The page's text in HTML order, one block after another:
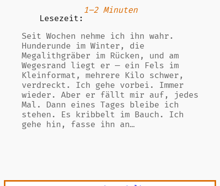
Lesezeit:
1–2 Minuten
Seit Wochen nehme ich ihn wahr.
Hunderunde im Winter, die
Megalithgräber im Rücken, und am
Wegesrand liegt er — ein Fels im
Kleinformat, mehrere Kilo schwer,
verdreckt. Ich gehe vorbei. Immer
wieder. Aber er fällt mir auf, jedes
Mal. Dann eines Tages bleibe ich
stehen. Es kribbelt im Bauch. Ich
gehe hin, fasse ihn an…